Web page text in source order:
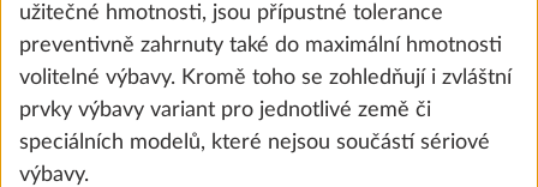
Startovací balíček E-trailer Basic
(nivelace vozidla a zobrazení zásoby
plynu prostřednictvím aplikace E-Trailer)
užitečné hmotnosti, jsou přípustné tolerance
preventivně zahrnuty také do maximální hmotnosti
volitelné výbavy. Kromě toho se zohledňují i zvláštní
prvky výbavy variant pro jednotlivé země či
speciálních modelů, které nejsou součástí sériové
výbavy.